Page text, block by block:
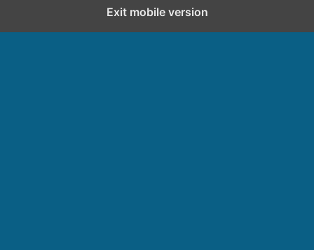
Exit mobile version